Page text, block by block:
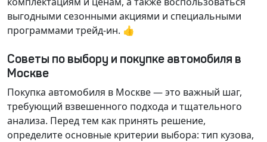
выгодными сезонными акциями и специальными
программами трейд-ин. 👍
Советы по выбору и покупке автомобиля в
Москве
Покупка автомобиля в Москве — это важный шаг,
требующий взвешенного подхода и тщательного
анализа. Перед тем как принять решение,
определите основные критерии выбора: тип кузова,